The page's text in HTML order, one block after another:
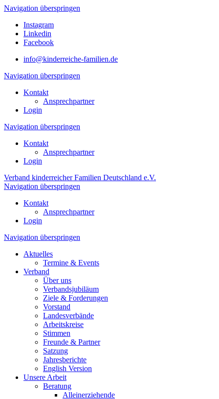
Navigation überspringen
Instagram
Linkedin
Facebook
info@kinderreiche-familien.de
Navigation überspringen
Kontakt
Ansprechpartner
Login
Navigation überspringen
Kontakt
Ansprechpartner
Login
Verband kinderreicher Familien Deutschland e.V.
Navigation überspringen
Kontakt
Ansprechpartner
Login
Navigation überspringen
Aktuelles
Termine & Events
Verband
Über uns
Verbandsjubiläum
Ziele & Forderungen
Vorstand
Landesverbände
Arbeitskreise
Stimmen
Freunde & Partner
Satzung
Jahresberichte
English Version
Unsere Arbeit
Beratung
Alleinerziehende